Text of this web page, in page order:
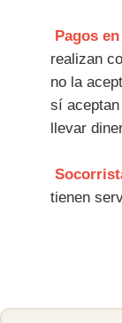
Pagos
realizan
no la
sí
llevar
tienen